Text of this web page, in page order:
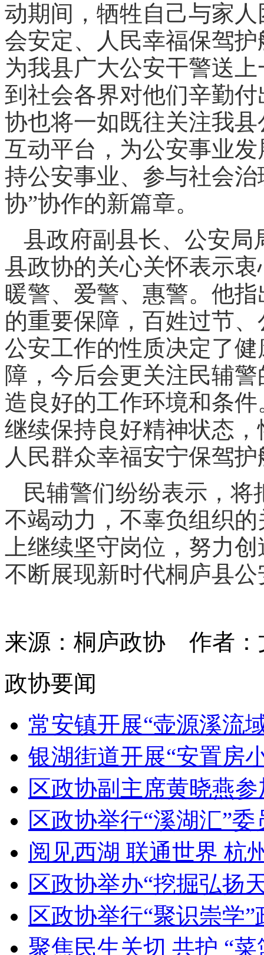
动期间，牺牲自己与家
会安定、人民幸福保驾
为我县广大公安干警送
到社会各界对他们辛勤
协也将一如既往关注我
互动平台，为公安事业
持公安事业、参与社会
协”协作的新篇章。
县政府副县长、公安局
县政协的关心关怀表示
暖警、爱警、惠警。他
的重要保障，百姓过节
公安工作的性质决定了
障，今后会更关注民辅
造良好的工作环境和条
继续保持良好精神状态
人民群众幸福安宁保驾护
民辅警们纷纷表示，
不竭动力，不辜负组织
上继续坚守岗位，努力
不断展现新时代桐庐县
来源：桐庐政协 作者
政协要闻
常安镇开展“壶源溪流
银湖街道开展“安置房
区政协副主席黄晓燕
区政协举行“溪湖汇”
阅见西湖 联通世界 杭
区政协举办“挖掘弘扬
区政协举行“聚识崇学
聚焦民生关切 共护 “菜